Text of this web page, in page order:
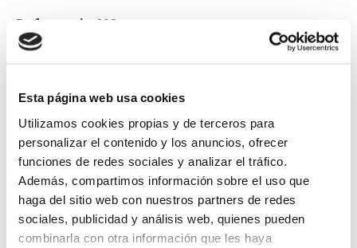
Esta página web usa cookies
Utilizamos cookies propias y de terceros para
personalizar el contenido y los anuncios, ofrecer
funciones de redes sociales y analizar el tráfico.
Además, compartimos información sobre el uso que
haga del sitio web con nuestros partners de redes
sociales, publicidad y análisis web, quienes pueden
combinarla con otra información que les haya
Etiquetas: A Coruña, Empleo, Oferta Prácticas
Suscríbete a